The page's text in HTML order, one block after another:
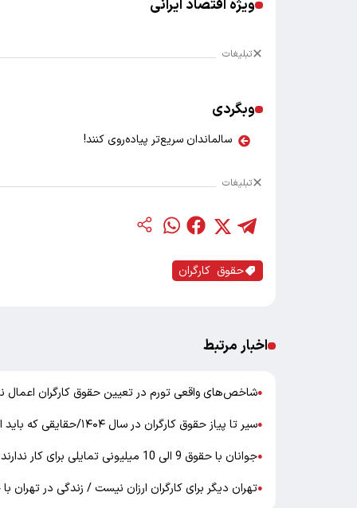
ویژه اقتصاد ایرانی
تبلیغات
وبگردی
سالماندان سریع‌تر پیاده‌روی کنند!
تبلیغات
حقوق کارگران
اخبار مرتبط
●شاخص‌های واقعی تورم در تعیین حقوق کارگران
●سیر تا پیاز حقوق کارگران در سال ۱۴۰۴/حقایقی که باید از دستمزد جدید بدانیم
●جوانان با حقوق 9 الی 10 میلیونی تمایلی برای کار ندارند
●تهران دیگر برای کارگران ارزان نیست / زندگی در تهران با حقوق